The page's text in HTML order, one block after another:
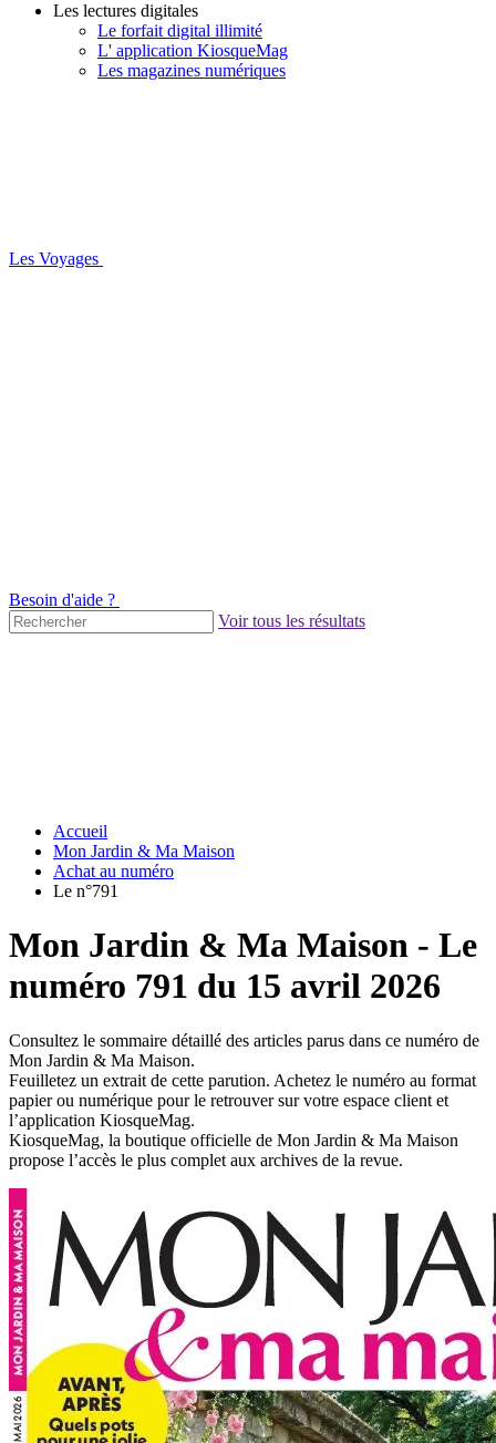
Les lectures digitales
Le forfait digital illimité
L' application KiosqueMag
Les magazines numériques
Les Voyages
Besoin d'aide ?
Voir tous les résultats
Accueil
Mon Jardin & Ma Maison
Achat au numéro
Le n°791
Mon Jardin & Ma Maison - Le
numéro 791 du 15 avril 2026
Consultez le sommaire détaillé des articles parus dans ce numéro de
Mon Jardin & Ma Maison.
Feuilletez un extrait de cette parution. Achetez le numéro au format
papier ou numérique pour le retrouver sur votre espace client et
l’application KiosqueMag.
KiosqueMag, la boutique officielle de Mon Jardin & Ma Maison
propose l’accès le plus complet aux archives de la revue.